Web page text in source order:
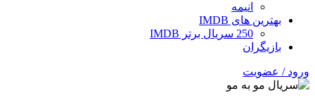
انیمه
بهترین های IMDB
250 سریال برتر IMDB
بازیگران
ورود / عضویت